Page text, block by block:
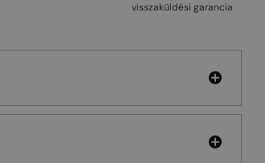
visszaküldési garancia